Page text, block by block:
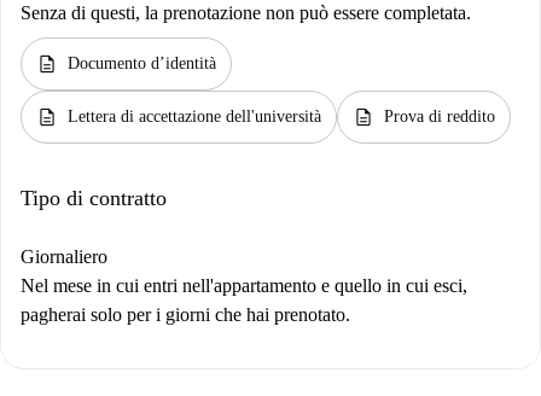
Senza di questi, la prenotazione non può essere completata.
description Documento d’identità
description Lettera di accettazione dell'università description Prova di reddito
Tipo di contratto
Giornaliero
Nel mese in cui entri nell'appartamento e quello in cui esci,
pagherai solo per i giorni che hai prenotato.